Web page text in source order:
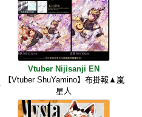
Vtuber Nijisanji EN
【Vtuber ShuYamino】布掛報▲嵐
星人